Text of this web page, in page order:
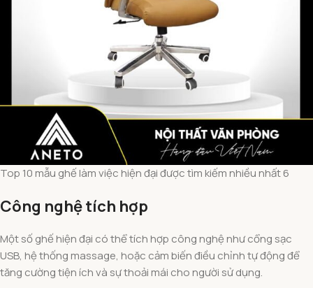
Top 10 mẫu ghế làm việc hiện đại được tìm kiếm nhiều nhất 6
Công nghệ tích hợp
Một số ghế hiện đại có thể tích hợp công nghệ như cổng sạc
USB, hệ thống massage, hoặc cảm biến điều chỉnh tự động để
tăng cường tiện ích và sự thoải mái cho người sử dụng.